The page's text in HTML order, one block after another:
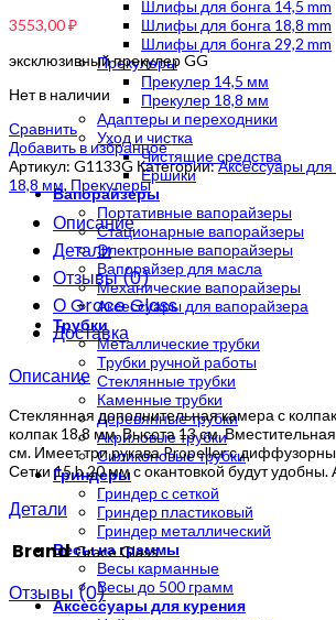
Шлифы для бонга 14,5 mm
Шлифы для бонга 18,8 mm
Шлифы для бонга 29,2 mm
Прекулеры
Прекулер 14,5 мм
Прекулер 18,8 мм
Адаптеры и переходники
Уход и чистка
Чистящие средства
Ершики
Вапорайзеры
Портативные вапорайзеры
Стационарные вапорайзеры
Электронные вапорайзеры
Вапорайзер для масла
Механические вапорайзеры
Аксессуары для вапорайзера
Трубки
Металлические трубки
Трубки ручной работы
Стеклянные трубки
Каменные трубки
Деревянные трубки
Акриловые трубки
Силиконовые трубки
Гриндеры
Гриндер с сеткой
Гриндер пластиковый
Гриндер металлический
Весы на граммы
Весы карманные
Весы до 500 грамм
Аксессуары для курения
3553,00₽
эксклюзивный прекулер GG
Нет в наличии
Сравнить
Добавить в избранное
Артикул: G1133G Категории:Аксессуары для
18,8 мм, Прекулеры
Описание
Детали
Отзывы (0)
О Grace Glass
Доставка
Описание
Стеклянная дополнительная камера с
колпак 18,8 мм. Высота 13 см.
см. Имеет три рукава Propeller с
Сетки 15 b 20 мм с окантовкой будут
Детали
Brand Grace Glass
Отзывы (0)